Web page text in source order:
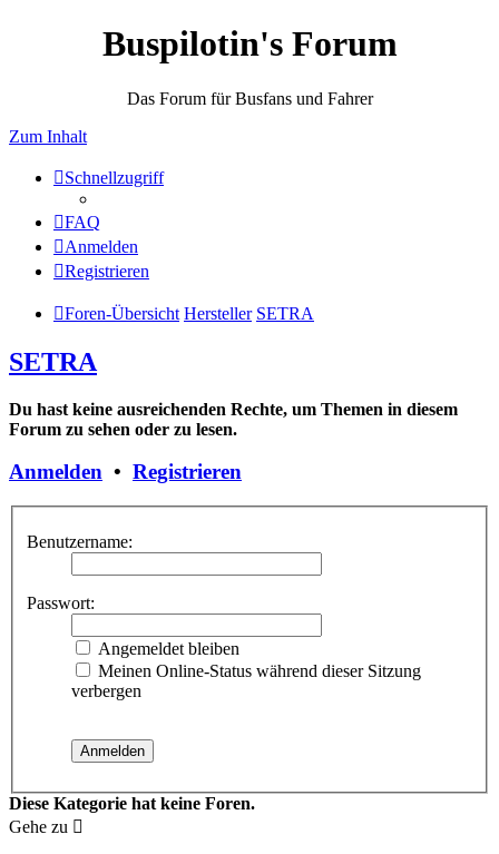
Buspilotin's Forum
Das Forum für Busfans und Fahrer
Zum Inhalt
Schnellzugriff
FAQ
Anmelden
Registrieren
Foren-Übersicht Hersteller SETRA
SETRA
Du hast keine ausreichenden Rechte, um Themen in diesem
Forum zu sehen oder zu lesen.
Anmelden • Registrieren
Benutzername:
Passwort:
Angemeldet bleiben
Meinen Online-Status während dieser Sitzung
verbergen
Diese Kategorie hat keine Foren.
Gehe zu